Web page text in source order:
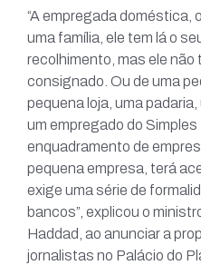
“A empregada doméstica,
uma família, ele tem lá o
recolhimento, mas ele
consignado. Ou de uma
pequena loja, uma
um empregado do
enquadramento de
pequena empresa, terá
exige uma série de
bancos”, explicou o
Haddad, ao anunciar a
jornalistas no Palácio do